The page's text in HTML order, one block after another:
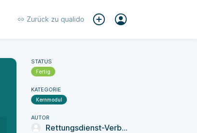
Zurück zu qualido
STATUS
Fertig
KATEGORIE
Kernmodul
AUTOR
Rettungsdienst-Verbund Stormarn